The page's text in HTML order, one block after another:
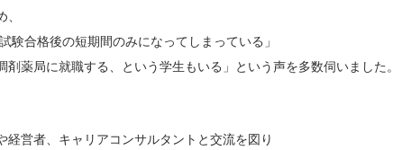
合格後の短期間のみになってしまっている」
剤薬局に就職する、という学生もいる」という声を多数伺いました。
経営者、キャリアコンサルタントと交流を図り